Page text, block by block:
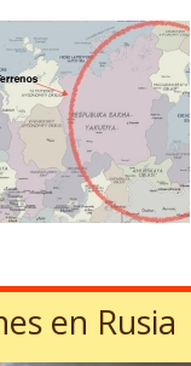
en Rusia